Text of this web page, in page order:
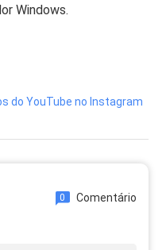
Windows.
do YouTube no Instagram
0 Comentário